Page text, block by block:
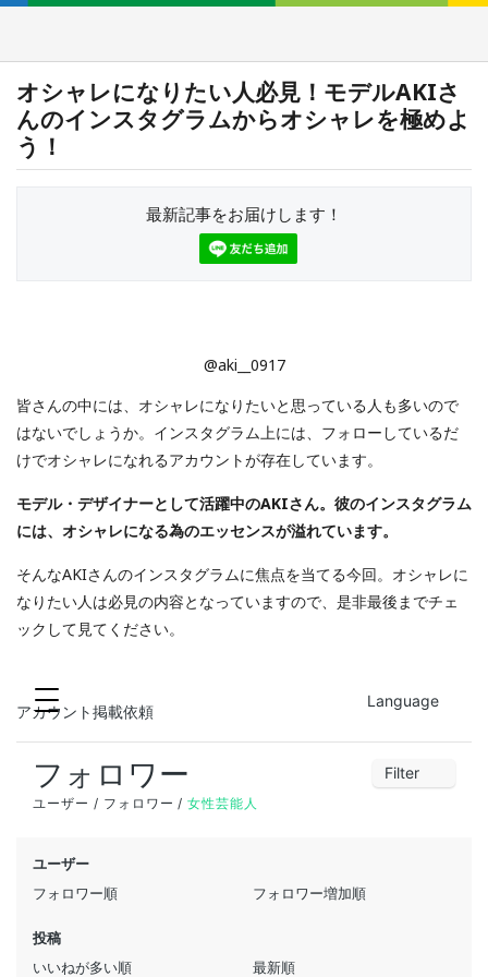
オシャレになりたい人必見！モデルAKIさ
んのインスタグラムからオシャレを極めよ
う！
最新記事をお届けします！
@aki__0917
皆さんの中には、オシャレになりたいと思っている人も多いので
はないでしょうか。インスタグラム上には、フォローしているだ
けでオシャレになれるアカウントが存在しています。
モデル・デザイナーとして活躍中のAKIさん。彼のインスタグラム
には、オシャレになる為のエッセンスが溢れています。
そんなAKIさんのインスタグラムに焦点を当てる今回。オシャレに
なりたい人は必見の内容となっていますので、是非最後までチェ
ックして見てください。